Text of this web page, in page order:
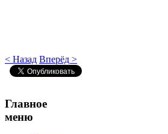
< Назад Вперёд >
Главное
меню